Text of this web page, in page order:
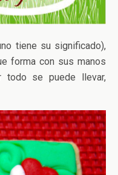
tiene su significado),
forma con sus manos
todo se puede llevar,